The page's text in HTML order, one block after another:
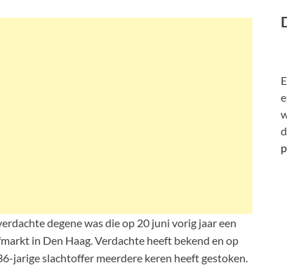
degene was die op 20 juni vorig jaar een
in Den Haag. Verdachte heeft bekend en op
jarige slachtoffer meerdere keren heeft gestoken.